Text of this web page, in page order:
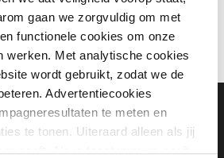
gaan we zorgvuldig om met
functionele cookies om onze
werken. Met analytische cookies
wordt gebruikt, zodat we de
Advertentiecookies
te meten en
te tonen. Uiteraard alleen als jij
geeft. Als je toestemming geeft,
90 dagen*
9.3 gemiddeld